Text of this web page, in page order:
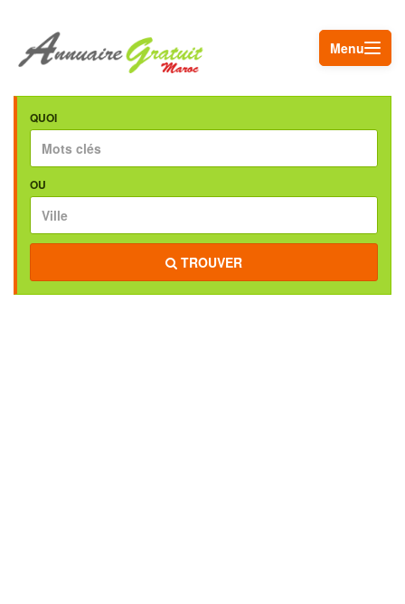
Menu
QUOI
OU
TROUVER